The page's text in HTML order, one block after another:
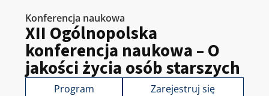
Konferencja naukowa
XII Ogólnopolska
konferencja naukowa – O
jakości życia osób starszych
Program
Zarejestruj się